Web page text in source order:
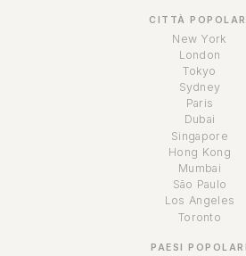
CITTÀ POPOLARI
New York
London
Tokyo
Sydney
Paris
Dubai
Singapore
Hong Kong
Mumbai
São Paulo
Los Angeles
Toronto
PAESI POPOLARI